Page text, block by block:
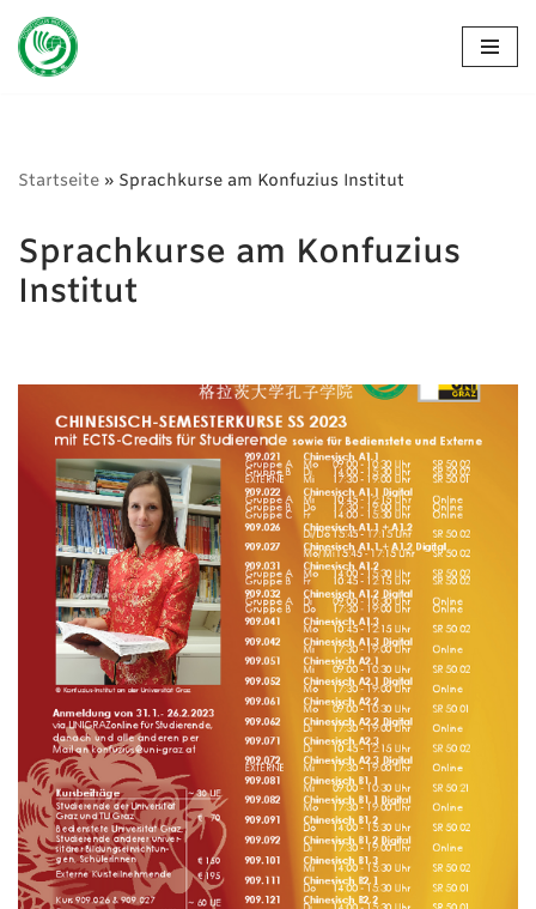
Zum
Startseite » Sprachkurse am Konfuzius Institut
Sprachkurse am Konfuzius
Institut